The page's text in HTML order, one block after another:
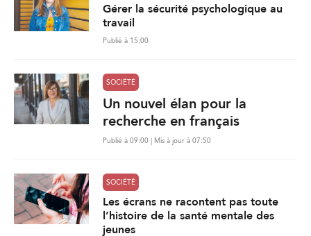
Gérer la sécurité psychologique au
travail
Publié à 15:00
SOCIÉTÉ
Un nouvel élan pour la
recherche en français
Publié à 09:00 | Mis à jour à 07:50
SOCIÉTÉ
Les écrans ne racontent pas toute
l’histoire de la santé mentale des
jeunes